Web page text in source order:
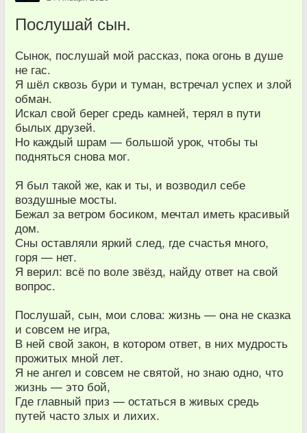
Послушай сын.
Сынок, послушай мой рассказ, пока огонь в душе
не гас.
Я шёл сквозь бури и туман, встречал успех и злой
обман.
Искал свой берег средь камней, терял в пути
былых друзей.
Но каждый шрам — большой урок, чтобы ты
подняться снова мог.
Я был такой же, как и ты, и возводил себе
воздушные мосты.
Бежал за ветром босиком, мечтал иметь красивый
дом.
Сны оставляли яркий след, где счастья много,
горя — нет.
Я верил: всё по воле звёзд, найду ответ на свой
вопрос.
Послушай, сын, мои слова: жизнь — она не сказка
и совсем не игра,
В ней свой закон, в котором ответ, в них мудрость
прожитых мной лет.
Я не ангел и совсем не святой, но знаю одно, что
жизнь — это бой,
Где главный приз — остаться в живых средь
путей часто злых и лихих.